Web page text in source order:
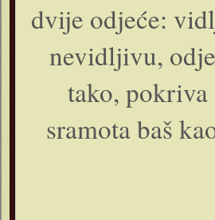
dvije odjeće:
nevidljivu,
tako, pokriva
sramota baš